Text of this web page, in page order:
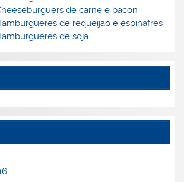
de carne e bacon
de requeijão e espinafres
de soja